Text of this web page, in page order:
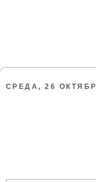
СРЕДА, 26